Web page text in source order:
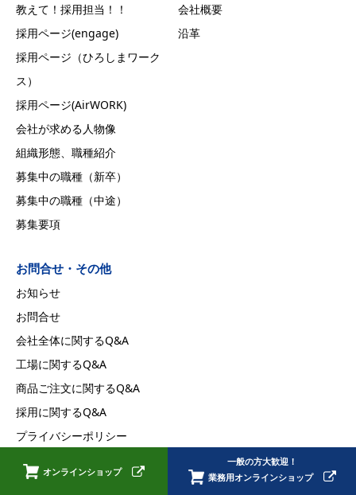
オンラインショップ
一般の方大歓迎！
業務用オンラインショップ
教えて！採用担当！！
採用ページ(engage)
採用ページ（ひろしまワーク
ス）
採用ページ(AirWORK)
会社が求める人物像
組織形態、職種紹介
募集中の職種（新卒）
募集中の職種（中途）
募集要項
会社概要
沿革
お問合せ・その他
お知らせ
お問合せ
会社全体に関するQ&A
工場に関するQ&A
商品ご注文に関するQ&A
採用に関するQ&A
プライバシーポリシー